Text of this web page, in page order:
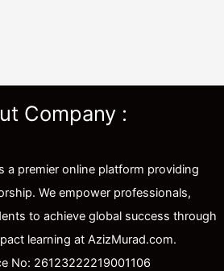
Company :
a premier online platform providing
We empower professionals,
to achieve global success through
learning at AzizMurad.com.
No: 26123222219001106